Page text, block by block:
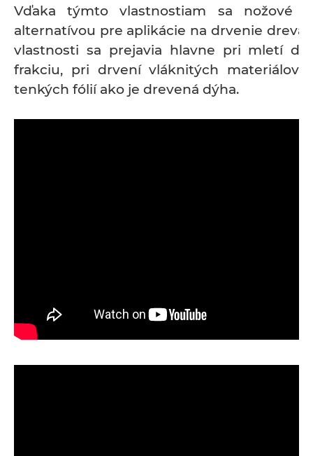
Vďaka týmto vlastnostiam sa nožové
alternatívou pre aplikácie na drvenie
vlastnosti sa prejavia hlavne pri mletí
frakciu, pri drvení vláknitých materiálov
tenkých fólií ako je drevená dýha.